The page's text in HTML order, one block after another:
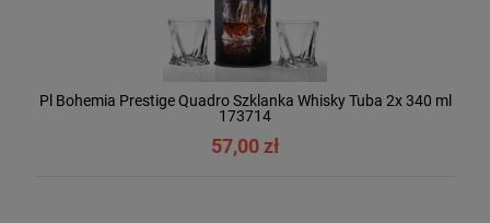
Pl Bohemia Prestige Quadro Szklanka Whisky Tuba 2x 340 ml
173714
57,00 zł